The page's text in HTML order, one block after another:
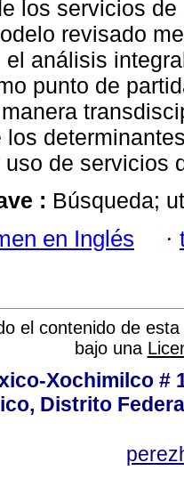
los servicios
revisado
el análisis
punto de
los
uso de servicios
: Búsqueda;
en Inglés ·
el contenido de
bajo una
Xochimilco #
Distrito